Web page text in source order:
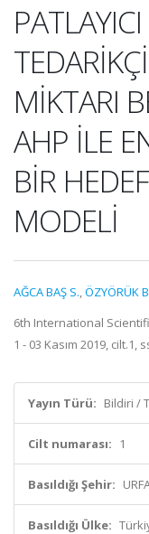
MİKTARI
AHP İLE
BİR
MODELİ
AĞCA BAŞ S.,ÖZYÖRÜK
6th International
1 - 03 Kasım 2019, cilt.1,
Yayın Türü: Bildiri /
Cilt numarası: 1
Basıldığı Şehir:
Basıldığı Ülke: